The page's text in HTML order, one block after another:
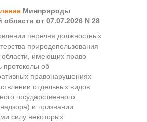
Минприроды
области от 07.07.2026 N 28
перечня должностных
природопользования
области, имеющих право
протоколы об
правонарушениях
отдельных видов
государственного
и признании
силу некоторых